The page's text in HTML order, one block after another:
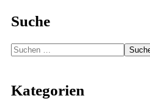
Suche
Suchen
Kategorien